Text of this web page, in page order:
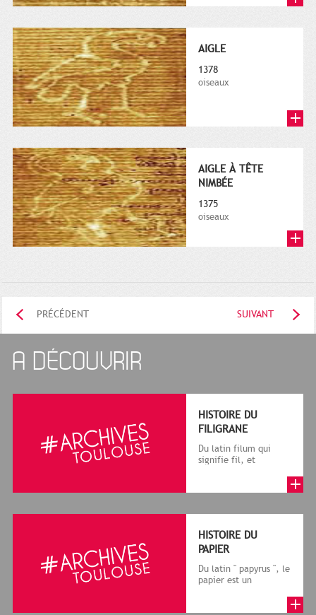
AIGLE
1378
oiseaux
AIGLE À TÊTE
NIMBÉE
1375
oiseaux
PRÉCÉDENT SUIVANT
A DÉCOUVRIR
HISTOIRE DU
FILIGRANE
Du latin filum qui
signifie fil, et
le cadre de la f...
HISTOIRE DU
PAPIER
Du latin " papyrus ", le
papier est un